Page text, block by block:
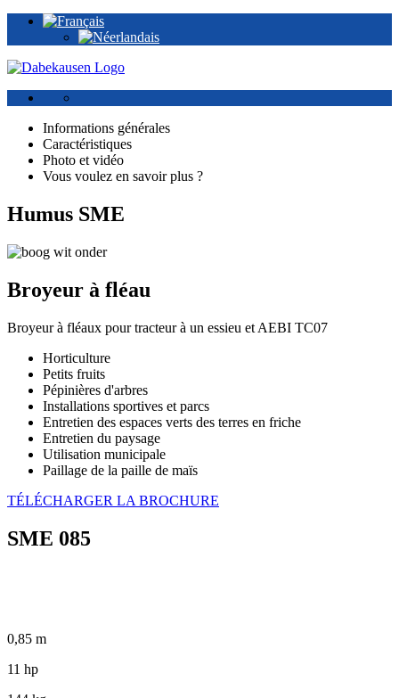
Informations générales
Caractéristiques
Photo et vidéo
Vous voulez en savoir plus ?
Humus SME
Broyeur à fléau
Broyeur à fléaux pour tracteur à un essieu et AEBI TC07
Horticulture
Petits fruits
Pépinières d'arbres
Installations sportives et parcs
Entretien des espaces verts des terres en friche
Entretien du paysage
Utilisation municipale
Paillage de la paille de maïs
TÉLÉCHARGER LA BROCHURE
SME 085
0,85 m
11 hp